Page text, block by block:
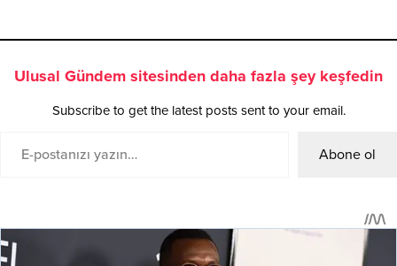
Ulusal Gündem sitesinden daha fazla şey keşfedin
Subscribe to get the latest posts sent to your email.
Abone ol